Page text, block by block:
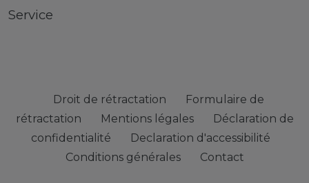
Service
Droit de rétractation
Formulaire de
rétractation
Mentions légales
Déclaration de
confidentialité
Declaration d'accessibilité
Conditions générales
Contact